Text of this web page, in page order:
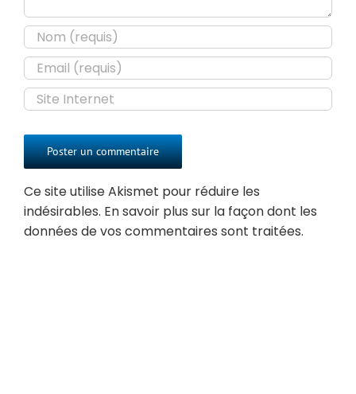
Ce site utilise Akismet pour réduire les
indésirables. En savoir plus sur la façon dont les
données de vos commentaires sont traitées.